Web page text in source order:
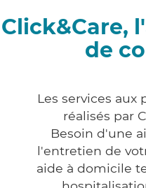
Click&Care,
de
Les services aux
réalisés par
Besoin d'une
l'entretien de
aide à domicile